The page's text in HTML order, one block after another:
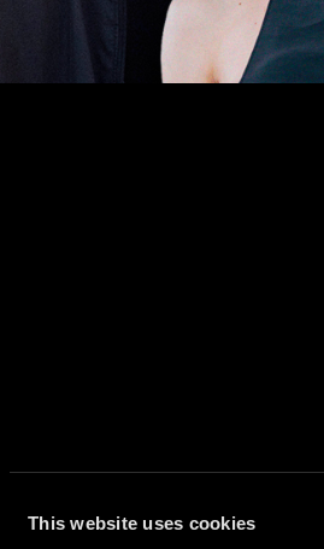
This website uses cookies